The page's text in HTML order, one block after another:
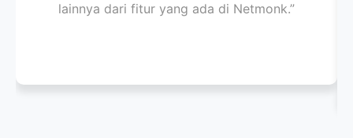
lainnya dari fitur yang ada di Netmonk.”